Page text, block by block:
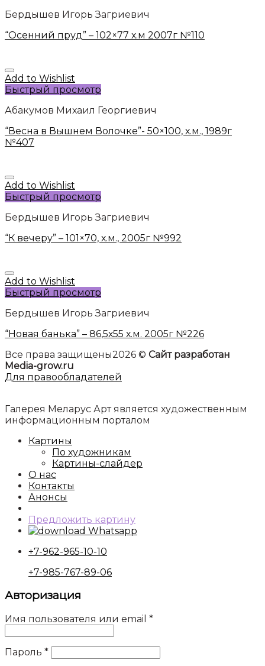
Бердышев Игорь Загриевич
“Осенний пруд” – 102×77 х.м 2007г №110
Add to Wishlist
Быстрый просмотр
Абакумов Михаил Георгиевич
“Весна в Вышнем Волочке”- 50×100, х.м., 1989г
№407
Add to Wishlist
Быстрый просмотр
Бердышев Игорь Загриевич
“К вечеру” – 101×70, х.м., 2005г №992
Add to Wishlist
Быстрый просмотр
Бердышев Игорь Загриевич
“Новая банька” – 86,5х55 х.м. 2005г №226
Все права защищены2026 © Сайт разработан
Media-grow.ru
Для правообладателей
Галерея Меларус Арт является художественным
информационным порталом
Картины
По художникам
Картины-слайдер
О нас
Контакты
Анонсы
Предложить картину
Whatsapp
+7-962-965-10-10
+7-985-767-89-06
Авторизация
Имя пользователя или email *
Пароль *